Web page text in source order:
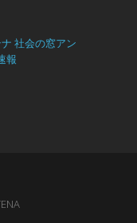
社会の窓アン
報